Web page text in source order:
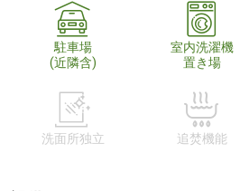
駐車場
(近隣含)
室内洗濯機
置き場
洗面所独立 追焚機能